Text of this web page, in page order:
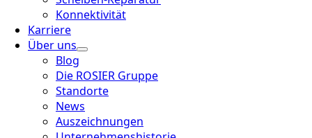
Konnektivität
Karriere
Über uns
Blog
Die ROSIER Gruppe
Standorte
News
Auszeichnungen